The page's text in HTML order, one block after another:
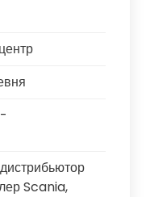
Scania,